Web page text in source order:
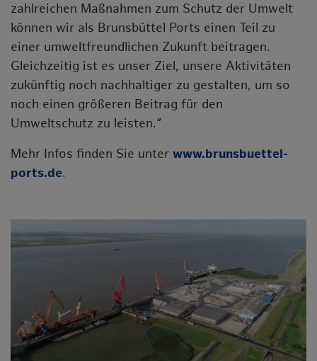
zahlreichen Maßnahmen zum Schutz der Umwelt
können wir als Brunsbüttel Ports einen Teil zu
einer umweltfreundlichen Zukunft beitragen.
Gleichzeitig ist es unser Ziel, unsere Aktivitäten
zukünftig noch nachhaltiger zu gestalten, um so
noch einen größeren Beitrag für den
Umweltschutz zu leisten.“
Mehr Infos finden Sie unter www.brunsbuettel-
ports.de.